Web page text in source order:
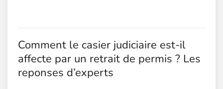
Comment le casier judiciaire est-il
affecte par un retrait de permis ? Les
reponses d’experts